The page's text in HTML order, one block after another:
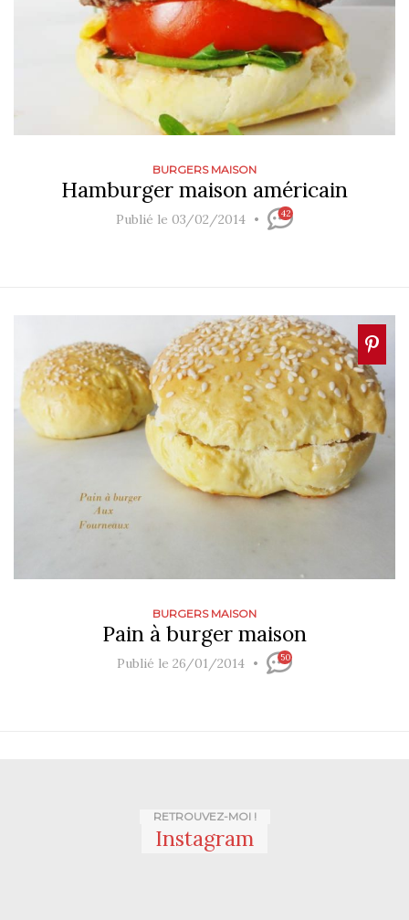
BURGERS MAISON
Hamburger maison américain
Publié le 03/02/2014 42
BURGERS MAISON
Pain à burger maison
Publié le 26/01/2014 50
RETROUVEZ-MOI !
Instagram